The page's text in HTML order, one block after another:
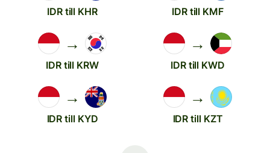
IDR till KHR IDR till KMF
→
IDR till KRW
→
IDR till KWD
→
IDR till KYD
→
IDR till KZT